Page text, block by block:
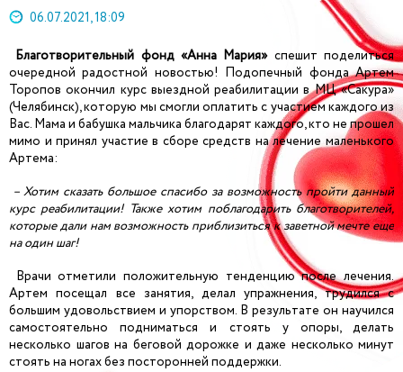
06.07.2021, 18:09
Благотворительный фонд «Анна Мария»спешит поделиться
очередной радостной новостью! Подопечный фонда Артем
Торопов окончил курс выездной реабилитации в МЦ «Сакура»
(Челябинск), которую мы смогли оплатить с участием каждого из
Вас. Мама и бабушка мальчика благодарят каждого, кто не прошел
мимо и принял участие в сборе средств на лечение маленького
Артема:
– Хотим сказать большое спасибо за возможность пройти данный
курс реабилитации! Также хотим поблагодарить благотворителей,
которые дали нам возможность приблизиться к заветной мечте еще
на один шаг!
Врачи отметили положительную тенденцию после лечения.
Артем посещал все занятия, делал упражнения, трудился с
большим удовольствием и упорством. В результате он научился
самостоятельно подниматься и стоять у опоры, делать
несколько шагов на беговой дорожке и даже несколько минут
стоять на ногах без посторонней поддержки.